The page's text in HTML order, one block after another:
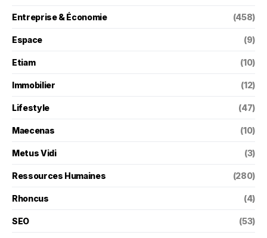
Entreprise & Économie (458)
Espace (9)
Etiam (10)
Immobilier (12)
Lifestyle (47)
Maecenas (10)
Metus Vidi (3)
Ressources Humaines (280)
Rhoncus (4)
SEO (53)